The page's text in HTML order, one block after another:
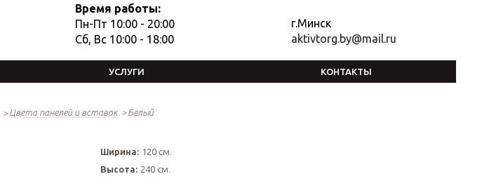
Время работы:
Пн-Пт 10:00 - 20:00
Сб, Вс 10:00 - 18:00
г.Минск
aktivtorg.by@mail.ru
УСЛУГИ КОНТАКТЫ
Цвета панелей и вставок Белый
Ширина: 120 см.
Высота: 240 см.